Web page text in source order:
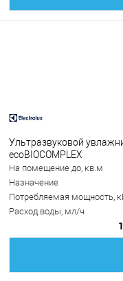
Ультразвуковой
ecoBIOCOMPLEX
На помещение до, кв.м
Назначение
Потребляемая мощность,
Расход воды, мл/ч